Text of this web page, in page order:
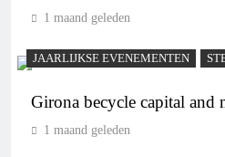
1 maand geleden
JAARLIJKSE EVENEMENTEN
Girona becycle capital and
1 maand geleden